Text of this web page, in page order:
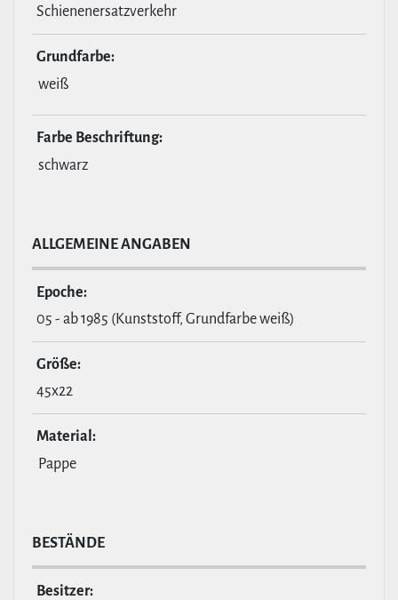
Schienenersatzverkehr
Grund­farbe:
weiß
Farbe Beschrif­tung:
schwarz
ALL­GE­MEINE ANGABEN
Epoche:
05 - ab 1985 (Kunststoff, Grundfarbe weiß)
Größe:
45x22
Material:
Pappe
BESTÄNDE
Besitzer: